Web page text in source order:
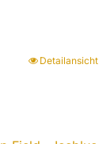
Detailansicht